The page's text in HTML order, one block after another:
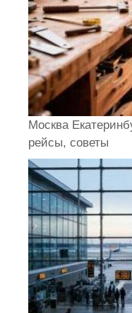
Москва
рейсы, советы